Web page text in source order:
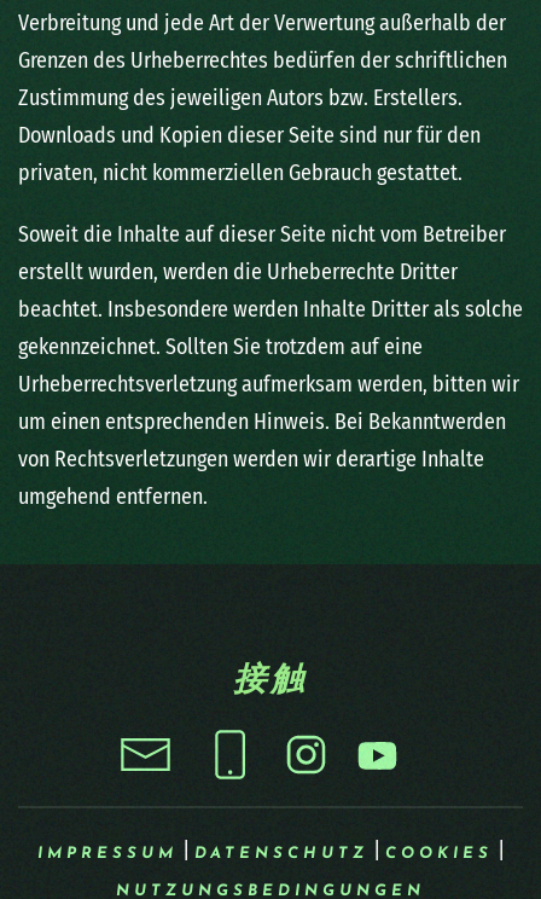
Verbreitung und jede Art der Verwertung außerhalb der
Grenzen des Urheberrechtes bedürfen der schriftlichen
Zustimmung des jeweiligen Autors bzw. Erstellers.
Downloads und Kopien dieser Seite sind nur für den
privaten, nicht kommerziellen Gebrauch gestattet.
Soweit die Inhalte auf dieser Seite nicht vom Betreiber
erstellt wurden, werden die Urheberrechte Dritter
beachtet. Insbesondere werden Inhalte Dritter als solche
gekennzeichnet. Sollten Sie trotzdem auf eine
Urheberrechtsverletzung aufmerksam werden, bitten wir
um einen entsprechenden Hinweis. Bei Bekanntwerden
von Rechtsverletzungen werden wir derartige Inhalte
umgehend entfernen.
接触
IMPRESSUM DATENSCHUTZ COOKIES
NUTZUNGSBEDINGUNGEN